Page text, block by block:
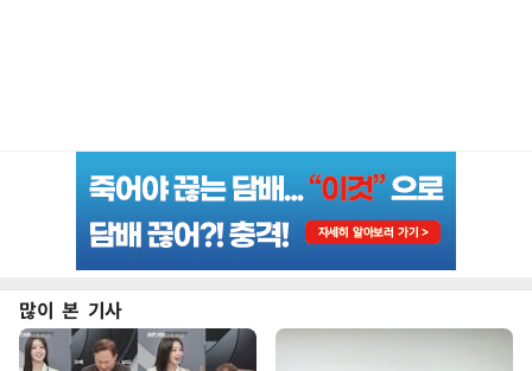
많이 본 기사